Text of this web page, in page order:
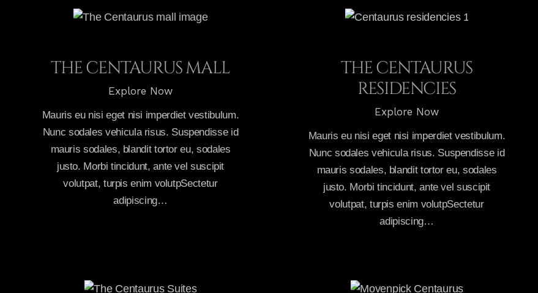
THE CENTAURUS MALL
Explore Now
Mauris eu nisi eget nisi imperdiet vestibulum.
Nunc sodales vehicula risus. Suspendisse id
mauris sodales, blandit tortor eu, sodales
justo. Morbi tincidunt, ante vel suscipit
volutpat, turpis enim volutpSectetur
adipiscing…
THE CENTAURUS
RESIDENCIES
Explore Now
Mauris eu nisi eget nisi imperdiet vestibulum.
Nunc sodales vehicula risus. Suspendisse id
mauris sodales, blandit tortor eu, sodales
justo. Morbi tincidunt, ante vel suscipit
volutpat, turpis enim volutpSectetur
adipiscing…